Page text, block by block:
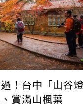
！台中「山谷燈
賞滿山楓葉